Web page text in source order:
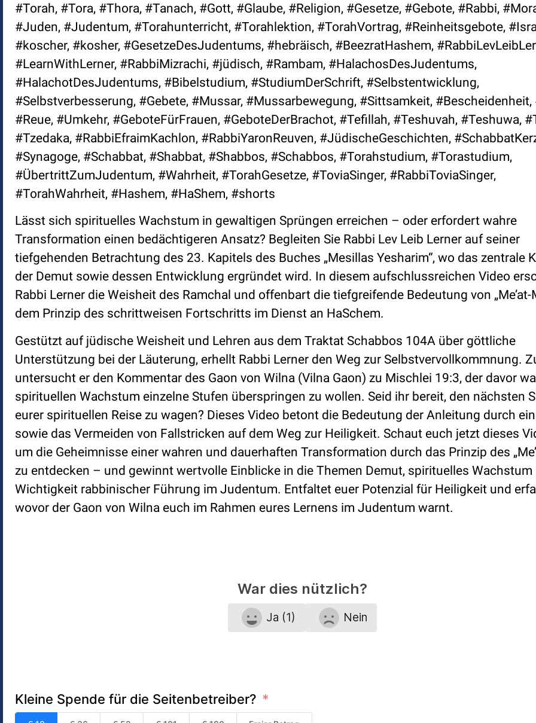
#Torah, #Tora, #Thora, #Tanach, #Gott, #Glaube, #Religion, #Gesetze, #Gebote, #Rabbi,
#Juden, #Judentum, #Torahunterricht, #Torahlektion, #TorahVortrag, #Reinheitsgebote,
#koscher, #kosher, #GesetzeDesJudentums, #hebräisch, #BeezratHashem,
#LearnWithLerner, #RabbiMizrachi, #jüdisch, #Rambam, #HalachosDesJudentums,
#HalachotDesJudentums, #Bibelstudium, #StudiumDerSchrift, #Selbstentwicklung,
#Selbstverbesserung, #Gebete, #Mussar, #Mussarbewegung, #Sittsamkeit, #Bescheidenheit,
#Reue, #Umkehr, #GeboteFürFrauen, #GeboteDerBrachot, #Tefillah, #Teshuvah, #Teshuwa,
#Tzedaka, #RabbiEfraimKachlon, #RabbiYaronReuven, #JüdischeGeschichten,
#Synagoge, #Schabbat, #Shabbat, #Shabbos, #Schabbos, #Torahstudium, #Torastudium,
#ÜbertrittZumJudentum, #Wahrheit, #TorahGesetze, #ToviaSinger, #RabbiToviaSinger,
#TorahWahrheit, #Hashem, #HaShem, #shorts
Lässt sich spirituelles Wachstum in gewaltigen Sprüngen erreichen – oder erfordert wahre
Transformation einen bedächtigeren Ansatz? Begleiten Sie Rabbi Lev Leib Lerner auf seiner
tiefgehenden Betrachtung des 23. Kapitels des Buches „Mesillas Yesharim“, wo das zentrale
der Demut sowie dessen Entwicklung ergründet wird. In diesem aufschlussreichen Video
Rabbi Lerner die Weisheit des Ramchal und offenbart die tiefgreifende Bedeutung von „Me’at-
dem Prinzip des schrittweisen Fortschritts im Dienst an HaSchem.
Gestützt auf jüdische Weisheit und Lehren aus dem Traktat Schabbos 104A über göttliche
Unterstützung bei der Läuterung, erhellt Rabbi Lerner den Weg zur Selbstvervollkommnung.
untersucht er den Kommentar des Gaon von Wilna (Vilna Gaon) zu Mischlei 19:3, der davor
spirituellen Wachstum einzelne Stufen überspringen zu wollen. Seid ihr bereit, den nächsten
eurer spirituellen Reise zu wagen? Dieses Video betont die Bedeutung der Anleitung durch
sowie das Vermeiden von Fallstricken auf dem Weg zur Heiligkeit. Schaut euch jetzt dieses
um die Geheimnisse einer wahren und dauerhaften Transformation durch das Prinzip des
zu entdecken – und gewinnt wertvolle Einblicke in die Themen Demut, spirituelles Wachstum
Wichtigkeit rabbinischer Führung im Judentum. Entfaltet euer Potenzial für Heiligkeit und
wovor der Gaon von Wilna euch im Rahmen eures Lernens im Judentum warnt.
War dies nützlich?
Ja (1) Nein
Kleine Spende für die Seitenbetreiber?